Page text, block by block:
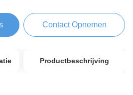
Contact Opnemen
Productbeschrijving